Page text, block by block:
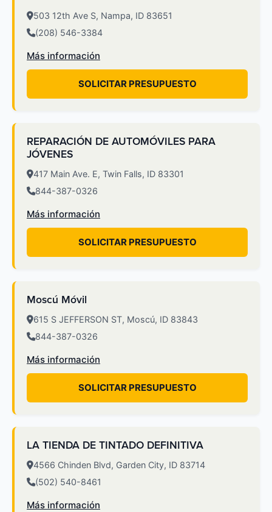
503 12th Ave S, Nampa, ID 83651
(208) 546-3384
Más información
SOLICITAR PRESUPUESTO
REPARACIÓN DE AUTOMÓVILES PARA
JÓVENES
417 Main Ave. E, Twin Falls, ID 83301
844-387-0326
Más información
SOLICITAR PRESUPUESTO
Moscú Móvil
615 S JEFFERSON ST, Moscú, ID 83843
844-387-0326
Más información
SOLICITAR PRESUPUESTO
LA TIENDA DE TINTADO DEFINITIVA
4566 Chinden Blvd, Garden City, ID 83714
(502) 540-8461
Más información